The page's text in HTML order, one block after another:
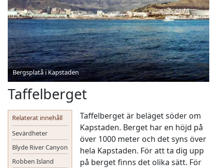
Bergsplatå i Kapstaden
Taffelberget
Relaterat innehåll
Sevärdheter
Blyde River Canyon
Robben Island
Taffelberget är beläget söder om
Kapstaden. Berget har en höjd på
över 1000 meter och det syns över
hela Kapstaden. För att ta dig upp
på berget finns det olika sätt. För